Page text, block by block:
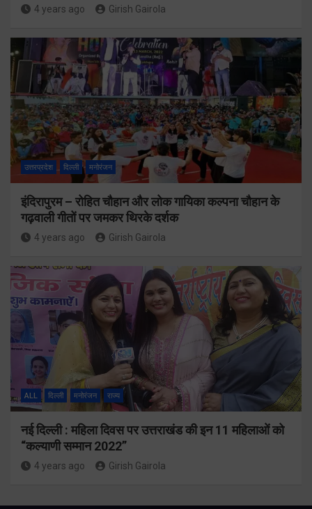
4 years ago Girish Gairola
उत्तरप्रदेश दिल्ली मनोरंजन
इंदिरापुरम – रोहित चौहान और लोक गायिका कल्पना चौहान के
गढ़वाली गीतों पर जमकर थिरके दर्शक
4 years ago Girish Gairola
ALL दिल्ली मनोरंजन राज्य
नई दिल्ली : महिला दिवस पर उत्तराखंड की इन 11 महिलाओं को
“कल्याणी सम्मान 2022”
4 years ago Girish Gairola